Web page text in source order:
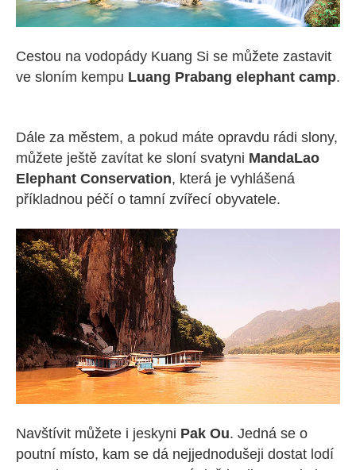
Cestou na vodopády Kuang Si se můžete zastavit
ve sloním kempu Luang Prabang elephant camp.
Dále za městem, a pokud máte opravdu rádi slony,
můžete ještě zavítat ke sloní svatyni MandaLao
Elephant Conservation, která je vyhlášená
příkladnou péčí o tamní zvířecí obyvatele.
Navštívit můžete i jeskyni Pak Ou. Jedná se o
poutní místo, kam se dá nejjednodušeji dostat lodí